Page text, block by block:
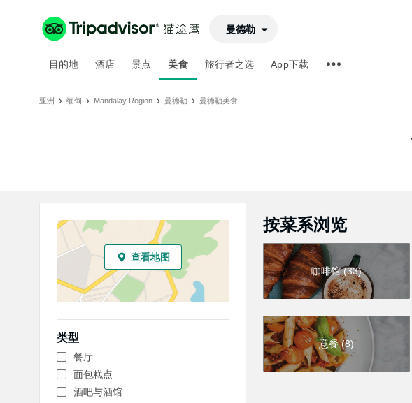
曼德勒
目的地 酒店 景点 美食 旅行者之选 App下载
亚洲 缅甸 Mandalay Region 曼德勒 曼德勒美食
查看地图
类型
餐厅
面包糕点
酒吧与酒馆
按菜系浏览
咖啡馆(33)
意餐(8)